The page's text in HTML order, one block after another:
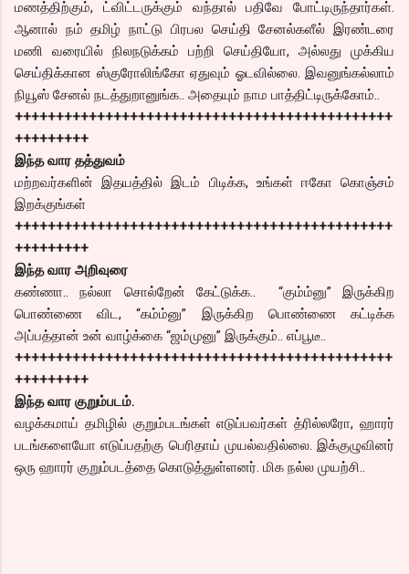
மணத்திற்கும், ட்விட்டருக்கும் வந்தால் பதிவே போட்டிருந்தார்கள்.
ஆனால் நம் தமிழ் நாட்டு பிரபல செய்தி சேனல்களீல் இரண்டரை
மணி வரையில் நிலநடுக்கம் பற்றி செய்தியோ, அல்லது முக்கிய
செய்திக்கான ஸ்குரோலிங்கோ ஏதுவும் ஓடவில்லை. இவனுங்கல்லாம்
நியூஸ் சேனல் நடத்துறானுங்க.. அதையும் நாம பாத்திட்டிருக்கோம்..
++++++++++++++++++++++++++++++++++++++++++++++
+++++++++
இந்த வார தத்துவம்
மற்றவர்களின் இதயத்தில் இடம் பிடிக்க, உங்கள் ஈகோ கொஞ்சம்
இறக்குங்கள்
++++++++++++++++++++++++++++++++++++++++++++++
+++++++++
இந்த வார அறிவுரை
கண்ணா.. நல்லா சொல்றேன் கேட்டுக்க.. “கும்ம்னு” இருக்கிற
பொண்ணை விட, “கம்ம்னு” இருக்கிற பொண்ணை கட்டிக்க
அப்பத்தான் உன் வாழ்க்கை “ஜம்முனு” இருக்கும்.. எப்பூடீ..
++++++++++++++++++++++++++++++++++++++++++++++
+++++++++
இந்த வார குறும்படம்.
வழக்கமாய் தமிழில் குறும்படங்கள் எடுப்பவர்கள் த்ரில்லரோ, ஹாரர்
படங்களையோ எடுப்பதற்கு பெரிதாய் முயல்வதில்லை. இக்குழுவினர்
ஒரு ஹாரர் குறும்படத்தை கொடுத்துள்ளனர். மிக நல்ல முயற்சி..